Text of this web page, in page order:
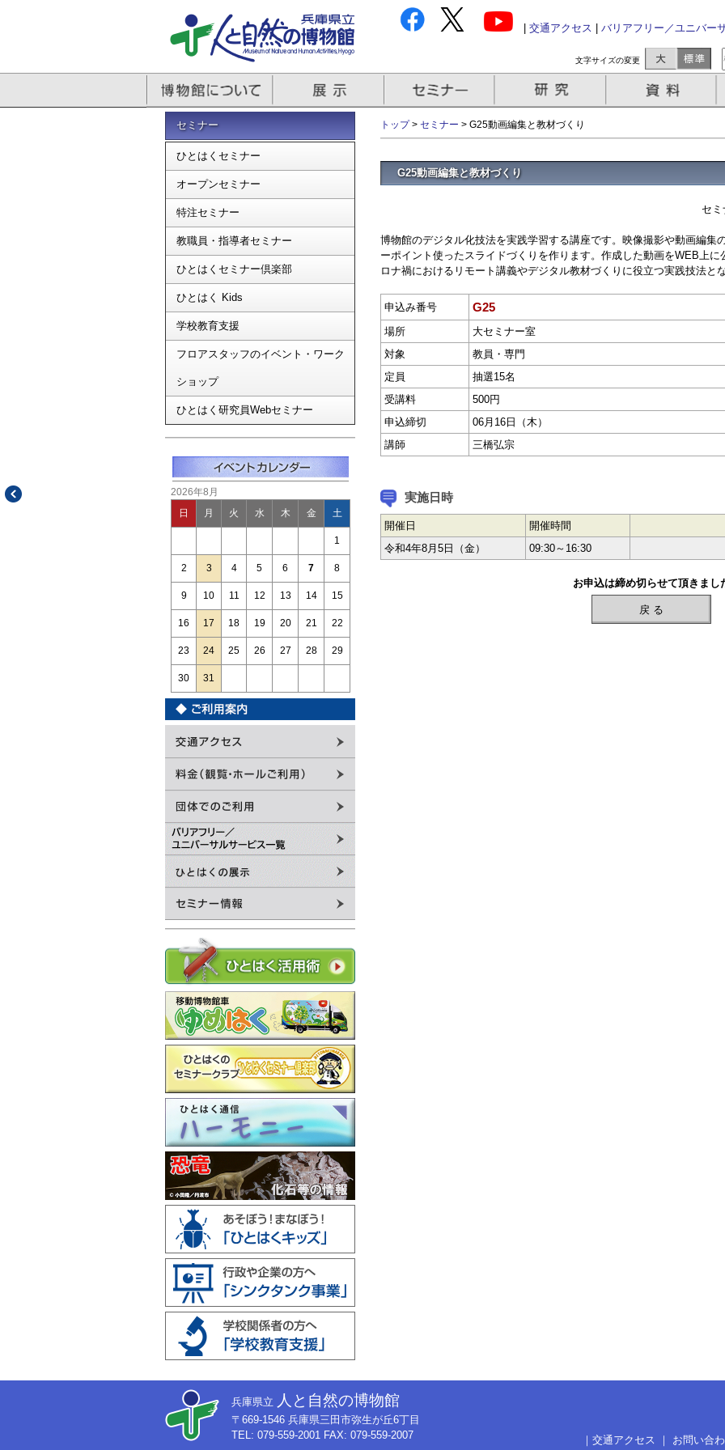
交通アクセス バリアフリー／ユニバー
文字サイズの変更
セミナー
ひとはくセミナー
オープンセミナー
特注セミナー
教職員・指導者セミナー
ひとはくセミナー倶楽部
ひとはく Kids
学校教育支援
フロアスタッフのイベント・ワーク
ショップ
ひとはく研究員Webセミナー
2026年8月
日 月 火 水 木 金 土
1
2 3 4 5 6 7 8
9 10 11 12 13 14 15
16 17 18 19 20 21 22
23 24 25 26 27 28 29
30 31
トップ> セミナー > G25動画編集と教材づくり
G25動画編集と教材づくり
セ
博物館のデジタル化技法を実践学習する講座です。映像撮影や動画編集
ーポイント使ったスライドづくりを作ります。作成した動画をWEB上
ロナ禍におけるリモート講義やデジタル教材づくりに役立つ実践技法と
申込み番号 G25
場所
大セミナー室
対象
教員・専門
定員
抽選15名
受講料
500円
申込締切
06月16日（木）
講師
三橋弘宗
実施日時
開催日
開催時間
令和4年8月5日（金）
09:30～16:30
お申込は締め切らせて頂きまし
戻 る
兵庫県立 人と自然の博物館
〒669-1546 兵庫県三田市弥生が丘6丁目
TEL: 079-559-2001 FAX: 079-559-2007
｜ 交通アクセス ｜ お問い合